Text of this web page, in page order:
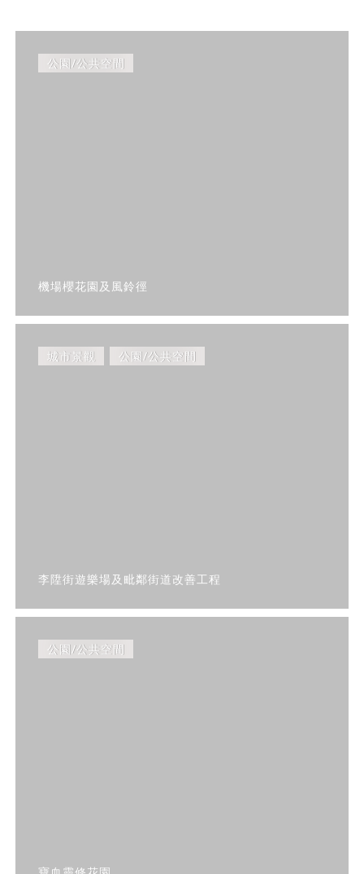
公園/公共空間
機場櫻花園及風鈴徑
城市景觀 公園/公共空間
李陞街遊樂場及毗鄰街道改善工程
公園/公共空間